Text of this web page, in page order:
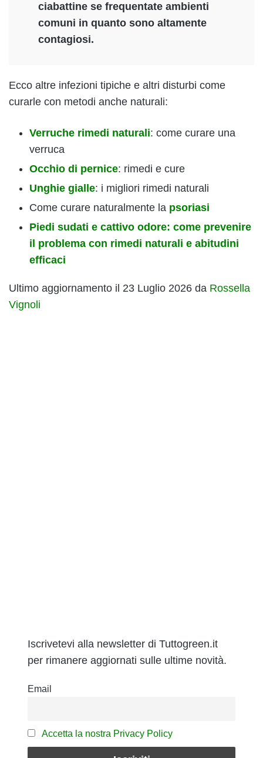
ciabattine se frequentate ambienti
comuni in quanto sono altamente
contagiosi.
Ecco altre infezioni tipiche e altri disturbi come
curarle con metodi anche naturali:
Verruche rimedi naturali: come curare una
verruca
Occhio di pernice: rimedi e cure
Unghie gialle: i migliori rimedi naturali
Come curare naturalmente la psoriasi
Piedi sudati e cattivo odore: come prevenire
il problema con rimedi naturali e abitudini
efficaci
Ultimo aggiornamento il 23 Luglio 2026 da Rossella
Vignoli
Iscrivetevi alla newsletter di Tuttogreen.it
per rimanere aggiornati sulle ultime novità.
Email
Accetta la nostra Privacy Policy